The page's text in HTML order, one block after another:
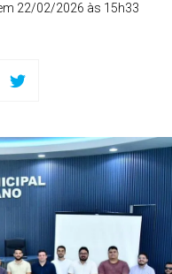
22/02/2026 às 15h33